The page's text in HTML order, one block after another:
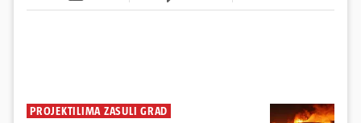
PROJEKTILIMA ZASULI GRAD